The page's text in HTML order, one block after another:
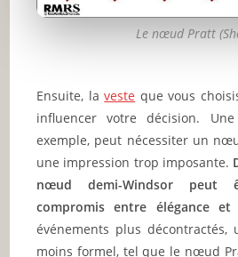
Le nœud Pratt
Ensuite, laveste que vous
influencer votre décision.
exemple, peut nécessiter un
une impression trop imposante.
nœud demi-Windsor peut
compromis entre élégance et
événements plus
moins formel, tel que le nœud